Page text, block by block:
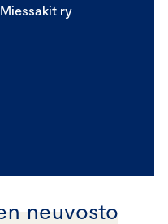
ry
neuvosto